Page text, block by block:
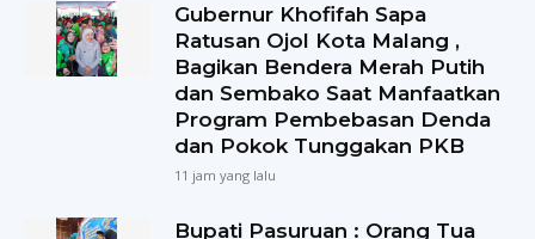
Gubernur Khofifah Sapa
Ratusan Ojol Kota Malang ,
Bagikan Bendera Merah Putih
dan Sembako Saat Manfaatkan
Program Pembebasan Denda
dan Pokok Tunggakan PKB
11 jam yang lalu
Bupati Pasuruan : Orang Tua